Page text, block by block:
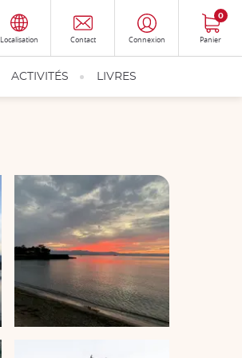
Localisation Contact Connexion Panier
0
ACTIVITÉS LIVRES